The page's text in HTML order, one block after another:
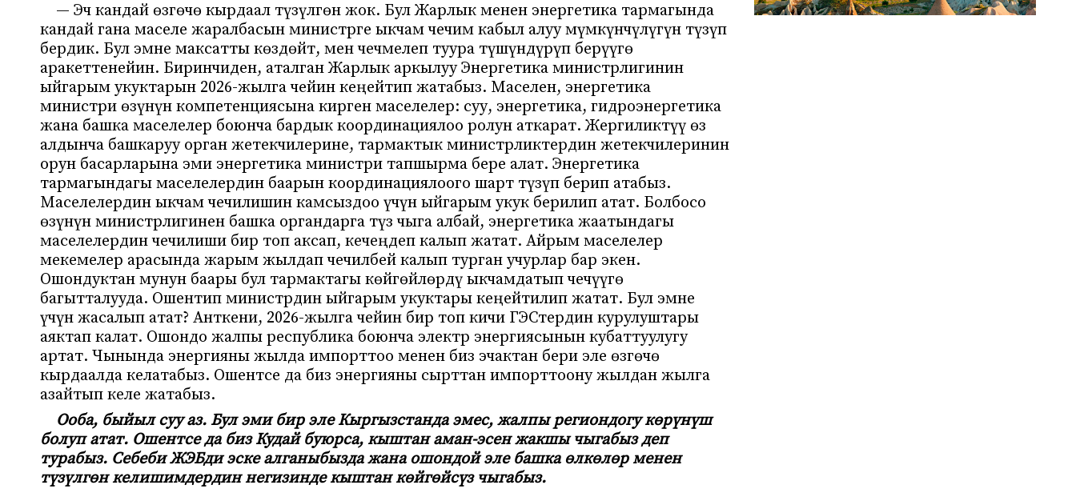
— Эч кандай өзгөчө кырдаал түзүлгөн жок. Бул Жарлык менен энергетика тармагында
кандай гана маселе жаралбасын министрге ыкчам чечим кабыл алуу мүмкүнчүлүгүн түзүп
бердик. Бул эмне максатты көздөйт, мен чечмелеп туура түшүндүрүп берүүгө
аракеттенейин. Биринчиден, аталган Жарлык аркылуу Энергетика министрлигинин
ыйгарым укуктарын 2026-жылга чейин кеңейтип жатабыз. Маселен, энергетика
министри өзүнүн компетенциясына кирген маселелер: суу, энергетика, гидроэнергетика
жана башка маселелер боюнча бардык координациялоо ролун аткарат. Жергиликтүү өз
алдынча башкаруу орган жетекчилерине, тармактык министрликтердин жетекчилеринин
орун басарларына эми энергетика министри тапшырма бере алат. Энергетика
тармагындагы маселелердин баарын координациялоого шарт түзүп берип атабыз.
Маселелердин ыкчам чечилишин камсыздоо үчүн ыйгарым укук берилип атат. Болбосо
өзүнүн министрлигинен башка органдарга түз чыга албай, энергетика жаатындагы
маселелердин чечилиши бир топ аксап, кечеңдеп калып жатат. Айрым маселелер
мекемелер арасында жарым жылдап чечилбей калып турган учурлар бар экен.
Ошондуктан мунун баары бул тармактагы көйгөйлөрдү ыкчамдатып чечүүгө
багытталууда. Ошентип министрдин ыйгарым укуктары кеңейтилип жатат. Бул эмне
үчүн жасалып атат? Анткени, 2026-жылга чейин бир топ кичи ГЭСтердин курулуштары
аяктап калат. Ошондо жалпы республика боюнча электр энергиясынын кубаттуулугу
артат. Чынында энергияны жылда импорттоо менен биз эчактан бери эле өзгөчө
кырдаалда келатабыз. Ошентсе да биз энергияны сырттан импорттоону жылдан жылга
азайтып келе жатабыз.
Ооба, быйыл суу аз. Бул эми бир эле Кыргызстанда эмес, жалпы региондогу көрүнүш
болуп атат. Ошентсе да биз Кудай буюрса, кыштан аман-эсен жакшы чыгабыз деп
турабыз. Себеби ЖЭБди эске алганыбызда жана ошондой эле башка өлкөлөр менен
түзүлгөн келишимдердин негизинде кыштан көйгөйсүз чыгабыз.